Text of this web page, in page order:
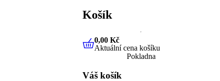
Košík
0,00 KčAktuální cena košíku
0,00 Kč
Aktuální cena košíku
Pokladna
Váš košík